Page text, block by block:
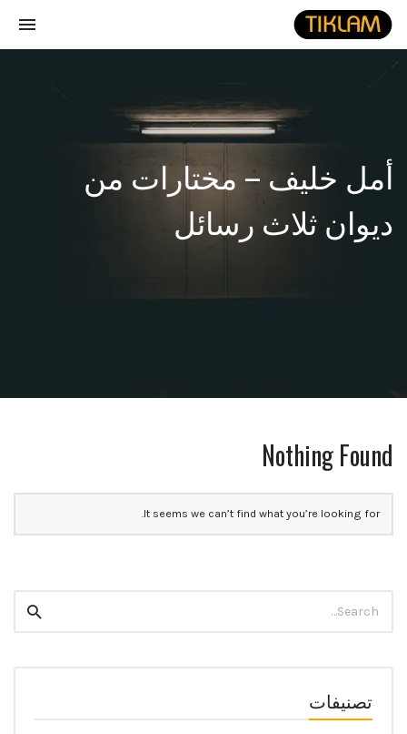
نصل
أمل خليف – مختارات من
ديوان ثلاث رسائل
Nothing Found
It seems we can’t find what you’re looking for.
for:
تصنيفات